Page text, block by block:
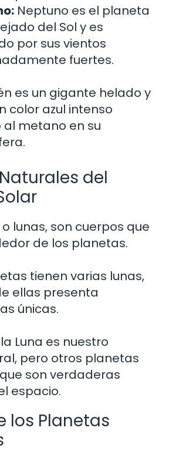
Neptuno es el planeta
del Sol y es
por sus vientos
fuertes.
es un gigante helado y
color azul intenso
al metano en su
del
lunas, son cuerpos que
de los planetas.
tienen varias lunas,
ellas presenta
únicas.
Luna es nuestro
pero otros planetas
son verdaderas
espacio.
los Planetas